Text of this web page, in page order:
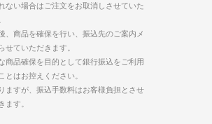
ない場合はご注文をお取消しさせていた
、商品を確保を行い、振込先のご案内メ
せていただきます。
商品確保を目的として銀行振込をご利用
とはお控えください。
ますが、振込手数料はお客様負担とさせ
ます。